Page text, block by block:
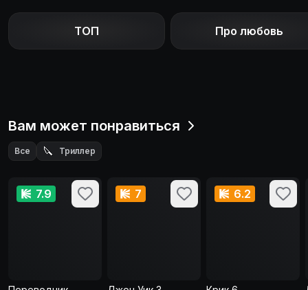
ТОП Про любовь
Вам может понравиться
Все 🔪 Триллер
7.9 7 6.2